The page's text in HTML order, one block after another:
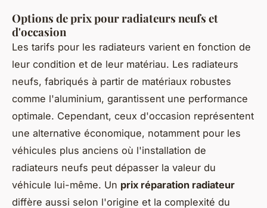
Options de prix pour radiateurs neufs et
d'occasion
Les tarifs pour les radiateurs varient en fonction de
leur condition et de leur matériau. Les radiateurs
neufs, fabriqués à partir de matériaux robustes
comme l'aluminium, garantissent une performance
optimale. Cependant, ceux d'occasion représentent
une alternative économique, notamment pour les
véhicules plus anciens où l'installation de
radiateurs neufs peut dépasser la valeur du
véhicule lui-même. Un prix réparation radiateur
diffère aussi selon l'origine et la complexité du